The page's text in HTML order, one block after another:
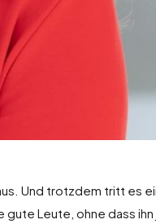
Und trotzdem tritt es
gute Leute, ohne dass